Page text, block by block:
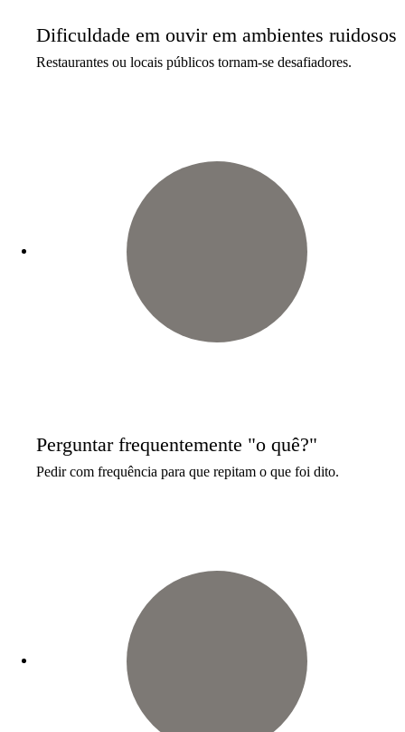
Dificuldade em ouvir em ambientes ruidosos
Restaurantes ou locais públicos tornam-se desafiadores.
Perguntar frequentemente "o quê?"
Pedir com frequência para que repitam o que foi dito.